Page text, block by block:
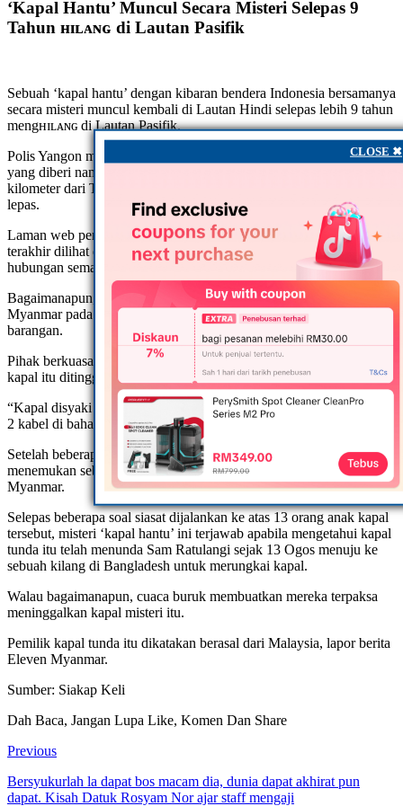
‘Kapal Hantu’ Muncul Secara Misteri Selepas 9
Tahun ʜɪʟᴀɴɢ di Lautan Pasifik
Sebuah ‘kapal hantu’ dengan kibaran bendera Indonesia bersamanya
secara misteri muncul kembali di Lautan Hindi selepas lebih 9 tahun
mengʜɪʟᴀɴɢ di Lautan Pasifik.
Polis Yangon mengesahkan pada hari Jumaat lalu bahawa kapal
yang diberi nama ‘Sam Ratulangi PB1600’ itu telah terbiar 11
kilometer dari Teluk Martaban ketika ditemui oleh nelayan minggu
lepas.
Laman web pengesanan kapal, MarineTime melaporkan lokasi
terakhir dilihat di perairan Taiwan pada 2009 sebelum terputus
hubungan semasa berlayar keluar dari negara tersebut.
Bagaimanapun, kapal terbabit tiba-tiba muncul diperairan selatan
Myanmar pada 30 Ogos lalu tanpa penghuni serta sebarang
barangan.
Pihak berkuasa tentera laut yang menyiasat memberitahu bahawa
kapal itu ditinggalkan kerana kru kapal terjebak dalam cuaca buruk.
“Kapal disyaki telah ditunda oleh kapal lain kerana kami menjumpai
2 kabel di bahagian kepalanya.”
Setelah beberapa hari menyiasat, pihak berkuasa kemudian
menemukan sebuah kapal tunda kira-kira 80km (50 batu) dari pantai
Myanmar.
Selepas beberapa soal siasat dijalankan ke atas 13 orang anak kapal
tersebut, misteri ‘kapal hantu’ ini terjawab apabila mengetahui kapal
tunda itu telah menunda Sam Ratulangi sejak 13 Ogos menuju ke
sebuah kilang di Bangladesh untuk merungkai kapal.
Walau bagaimanapun, cuaca buruk membuatkan mereka terpaksa
meninggalkan kapal misteri itu.
Pemilik kapal tunda itu dikatakan berasal dari Malaysia, lapor berita
Eleven Myanmar.
Sumber: Siakap Keli
Dah Baca, Jangan Lupa Like, Komen Dan Share
Previous
Bersyukurlah la dapat bos macam dia, dunia dapat akhirat pun
dapat. Kisah Datuk Rosyam Nor ajar staff mengaji
CLOSE ✖